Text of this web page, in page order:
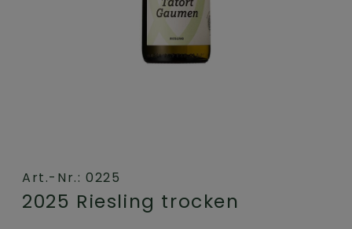
Art.-Nr.: 0225
2025 Riesling trocken